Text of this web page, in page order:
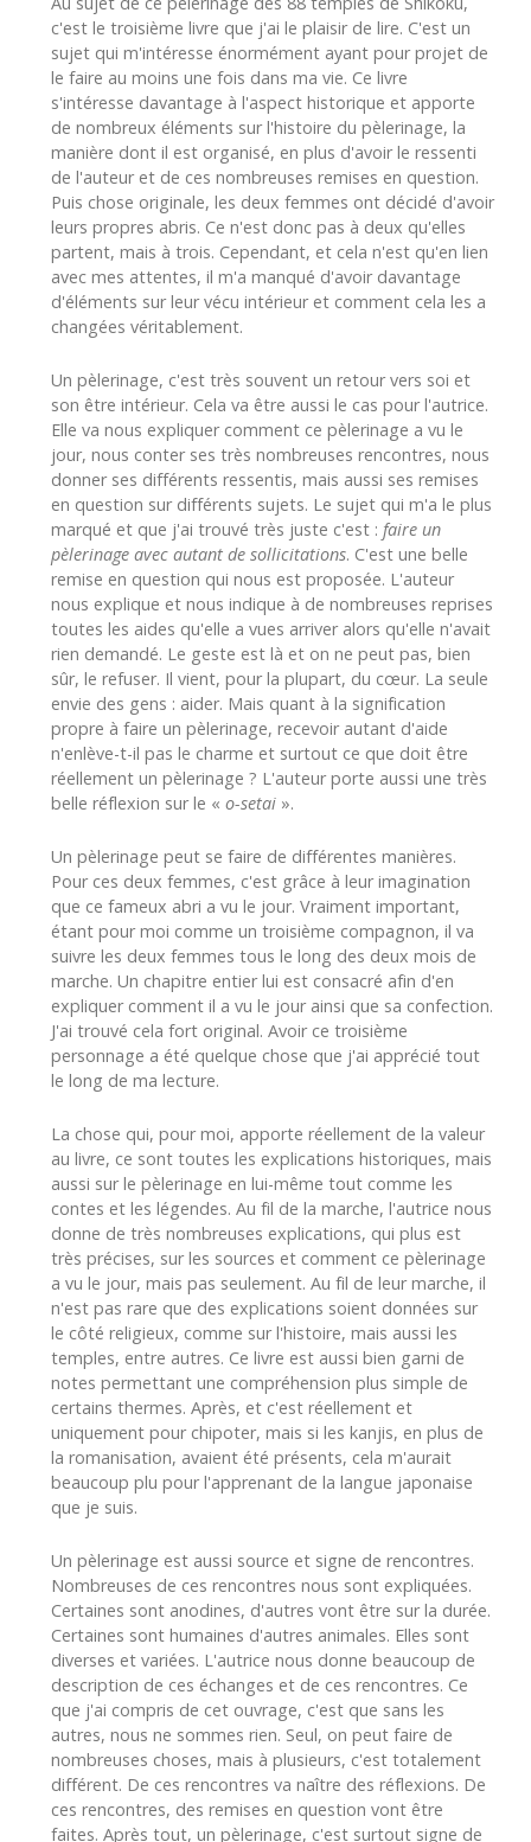
c'est le troisième livre que j'ai le plaisir de lire. C'est un
sujet qui m'intéresse énormément ayant pour projet de
le faire au moins une fois dans ma vie. Ce livre
s'intéresse davantage à l'aspect historique et apporte
de nombreux éléments sur l'histoire du pèlerinage, la
manière dont il est organisé, en plus d'avoir le ressenti
de l'auteur et de ces nombreuses remises en question.
Puis chose originale, les deux femmes ont décidé d'avoir
leurs propres abris. Ce n'est donc pas à deux qu'elles
partent, mais à trois. Cependant, et cela n'est qu'en lien
avec mes attentes, il m'a manqué d'avoir davantage
d'éléments sur leur vécu intérieur et comment cela les a
changées véritablement.
Un pèlerinage, c'est très souvent un retour vers soi et
son être intérieur. Cela va être aussi le cas pour l'autrice.
Elle va nous expliquer comment ce pèlerinage a vu le
jour, nous conter ses très nombreuses rencontres, nous
donner ses différents ressentis, mais aussi ses remises
en question sur différents sujets. Le sujet qui m'a le plus
marqué et que j'ai trouvé très juste c'est : faire un
pèlerinage avec autant de sollicitations. C'est une belle
remise en question qui nous est proposée. L'auteur
nous explique et nous indique à de nombreuses reprises
toutes les aides qu'elle a vues arriver alors qu'elle n'avait
rien demandé. Le geste est là et on ne peut pas, bien
sûr, le refuser. Il vient, pour la plupart, du cœur. La seule
envie des gens : aider. Mais quant à la signification
propre à faire un pèlerinage, recevoir autant d'aide
n'enlève-t-il pas le charme et surtout ce que doit être
réellement un pèlerinage ? L'auteur porte aussi une très
belle réflexion sur le « o-setai ».
Un pèlerinage peut se faire de différentes manières.
Pour ces deux femmes, c'est grâce à leur imagination
que ce fameux abri a vu le jour. Vraiment important,
étant pour moi comme un troisième compagnon, il va
suivre les deux femmes tous le long des deux mois de
marche. Un chapitre entier lui est consacré afin d'en
expliquer comment il a vu le jour ainsi que sa confection.
J'ai trouvé cela fort original. Avoir ce troisième
personnage a été quelque chose que j'ai apprécié tout
le long de ma lecture.
La chose qui, pour moi, apporte réellement de la valeur
au livre, ce sont toutes les explications historiques, mais
aussi sur le pèlerinage en lui-même tout comme les
contes et les légendes. Au fil de la marche, l'autrice nous
donne de très nombreuses explications, qui plus est
très précises, sur les sources et comment ce pèlerinage
a vu le jour, mais pas seulement. Au fil de leur marche, il
n'est pas rare que des explications soient données sur
le côté religieux, comme sur l'histoire, mais aussi les
temples, entre autres. Ce livre est aussi bien garni de
notes permettant une compréhension plus simple de
certains thermes. Après, et c'est réellement et
uniquement pour chipoter, mais si les kanjis, en plus de
la romanisation, avaient été présents, cela m'aurait
beaucoup plu pour l'apprenant de la langue japonaise
que je suis.
Un pèlerinage est aussi source et signe de rencontres.
Nombreuses de ces rencontres nous sont expliquées.
Certaines sont anodines, d'autres vont être sur la durée.
Certaines sont humaines d'autres animales. Elles sont
diverses et variées. L'autrice nous donne beaucoup de
description de ces échanges et de ces rencontres. Ce
que j'ai compris de cet ouvrage, c'est que sans les
autres, nous ne sommes rien. Seul, on peut faire de
nombreuses choses, mais à plusieurs, c'est totalement
différent. De ces rencontres va naître des réflexions. De
ces rencontres, des remises en question vont être
faites. Après tout, un pèlerinage, c'est surtout signe de